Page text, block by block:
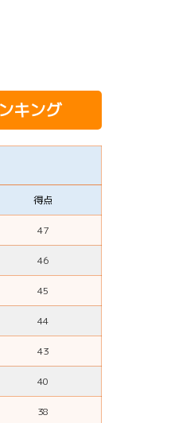
キング
得点
47
46
45
44
43
40
38